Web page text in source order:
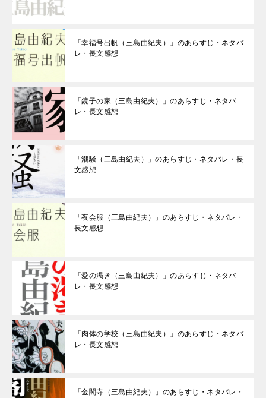
「幸福号出帆（三島由紀夫）」のあらすじ・ネタバ
レ・長文感想
「鏡子の家（三島由紀夫）」のあらすじ・ネタバ
レ・長文感想
「潮騒（三島由紀夫）」のあらすじ・ネタバレ・長
文感想
「夜会服（三島由紀夫）」のあらすじ・ネタバレ・
長文感想
「愛の渇き（三島由紀夫）」のあらすじ・ネタバ
レ・長文感想
「肉体の学校（三島由紀夫）」のあらすじ・ネタバ
レ・長文感想
「金閣寺（三島由紀夫）」のあらすじ・ネタバレ・